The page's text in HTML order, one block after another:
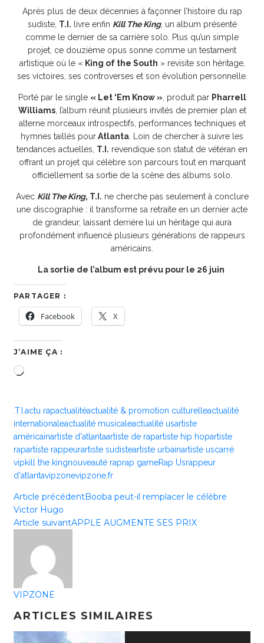
Après plus de deux décennies à façonner l’histoire du rap
sudiste, T.I. livre enfin Kill The King, un album présenté
comme le dernier de sa carrière solo. Plus qu’un simple
projet, ce douzième opus sonne comme un testament
artistique où le « King of the South » revisite son héritage,
ses victoires, ses controverses et son évolution personnelle.
Porté par le single « Let ‘Em Know » , produit par Pharrell
Williams, l’album réunit plusieurs invités de premier plan et
alterne morceaux introspectifs, performances techniques et
hymnes taillés pourAtlanta . Loin de chercher à suivre les
tendances actuelles, T.I. revendique son statut de vétéran en
offrant un projet qui célèbre son parcours tout en marquant
officiellement sa sortie de la scène des albums solo.
Avec Kill The King, T.I. ne cherche pas seulement à conclure
une discographie : il transforme sa retraite en un dernier acte
de grandeur, laissant derrière lui un héritage qui aura
profondément influencé plusieurs générations de rappeurs
américains.
La sortie de l’album est prévu pour le 26 juin
PARTAGER :
Facebook X
J’AIME ÇA :
Chargement…
.T.I. actu rapactualitéactualité & promotion culturelleactualité
internationaleactualité musicaleactualité usartiste
américainartiste d'atlantaartiste de rapartiste hip hopartiste
rapartiste rappeurartiste sudisteartiste urbainartiste uscarré
vipkill the kingnouveauté raprap gameRap Usrappeur
d'atlantavipzonevipzone.fr
Article précédentBooba peut-il remplacer le célèbre
Victor Hugo
Article suivantAPPLE AUGMENTE SES PRIX
VIPZONE
ARTICLES SIMILAIRES